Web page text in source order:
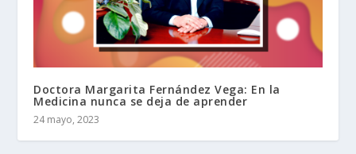
Doctora Margarita Fernández Vega: En la
Medicina nunca se deja de aprender
24 mayo, 2023